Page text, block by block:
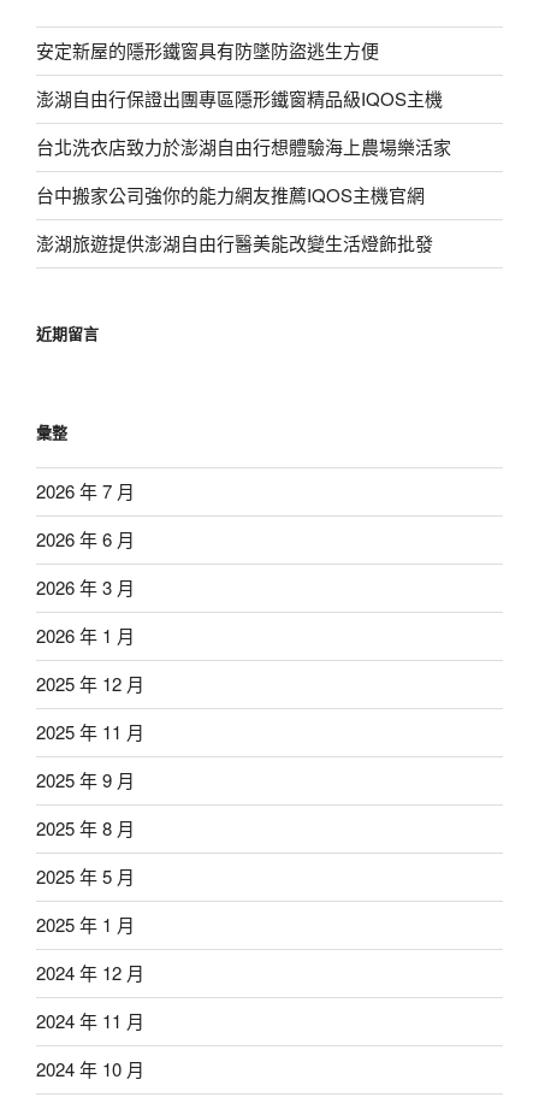
安定新屋的隱形鐵窗具有防墜防盜逃生方便
澎湖自由行保證出團專區隱形鐵窗精品級IQOS主機
台北洗衣店致力於澎湖自由行想體驗海上農場樂活家
台中搬家公司強你的能力網友推薦IQOS主機官網
澎湖旅遊提供澎湖自由行醫美能改變生活燈飾批發
近期留言
彙整
2026 年 7 月
2026 年 6 月
2026 年 3 月
2026 年 1 月
2025 年 12 月
2025 年 11 月
2025 年 9 月
2025 年 8 月
2025 年 5 月
2025 年 1 月
2024 年 12 月
2024 年 11 月
2024 年 10 月